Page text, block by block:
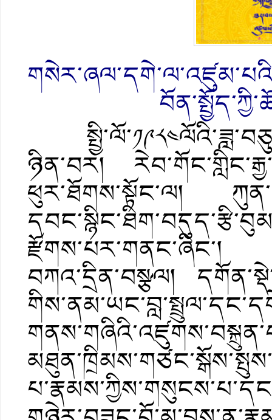
ཉིན་བར།
ཕུར་ཐོགས་སྟོང་ལ།
རྫོགས་པར་གནང་ཞིང་།
བཀའ་དྲིན་བསྩལ།